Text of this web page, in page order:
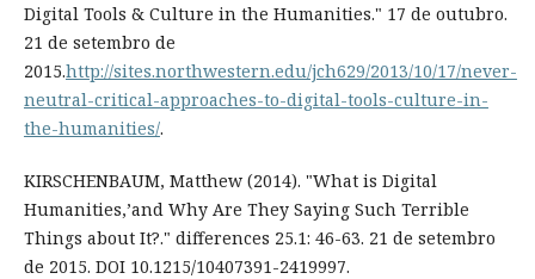
Digital Tools & Culture in the Humanities." 17 de outubro.
21 de setembro de
2015.http://sites.northwestern.edu/jch629/2013/10/17/never-
neutral-critical-approaches-to-digital-tools-culture-in-
the-humanities/.
KIRSCHENBAUM, Matthew (2014). "What is Digital
Humanities,’and Why Are They Saying Such Terrible
Things about It?." differences 25.1: 46-63. 21 de setembro
de 2015. DOI 10.1215/10407391-2419997.